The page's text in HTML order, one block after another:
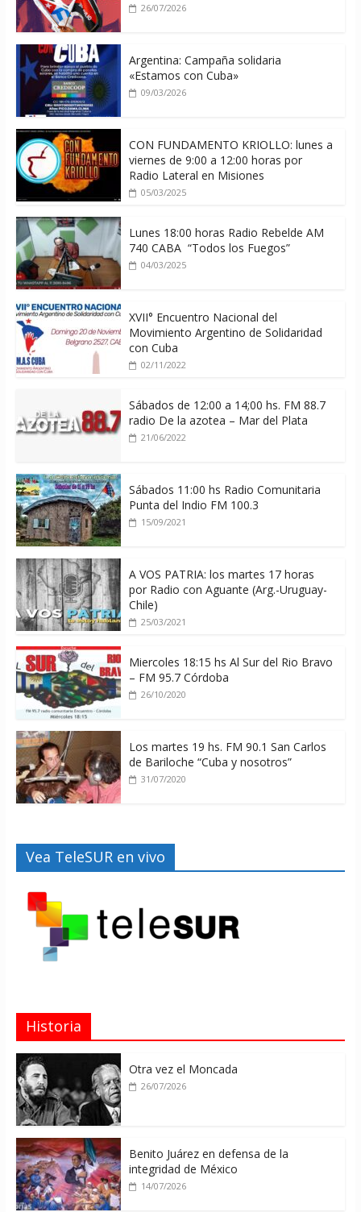
26/07/2026
Argentina: Campaña solidaria
«Estamos con Cuba»
09/03/2026
CON FUNDAMENTO KRIOLLO: lunes a
viernes de 9:00 a 12:00 horas por
Radio Lateral en Misiones
05/03/2025
Lunes 18:00 horas Radio Rebelde AM
740 CABA “Todos los Fuegos”
04/03/2025
XVII° Encuentro Nacional del
Movimiento Argentino de Solidaridad
con Cuba
02/11/2022
Sábados de 12:00 a 14;00 hs. FM 88.7
radio De la azotea – Mar del Plata
21/06/2022
Sábados 11:00 hs Radio Comunitaria
Punta del Indio FM 100.3
15/09/2021
A VOS PATRIA: los martes 17 horas
por Radio con Aguante (Arg.-Uruguay-
Chile)
25/03/2021
Miercoles 18:15 hs Al Sur del Rio Bravo
– FM 95.7 Córdoba
26/10/2020
Los martes 19 hs. FM 90.1 San Carlos
de Bariloche “Cuba y nosotros”
31/07/2020
Vea TeleSUR en vivo
Historia
Otra vez el Moncada
26/07/2026
Benito Juárez en defensa de la
integridad de México
14/07/2026